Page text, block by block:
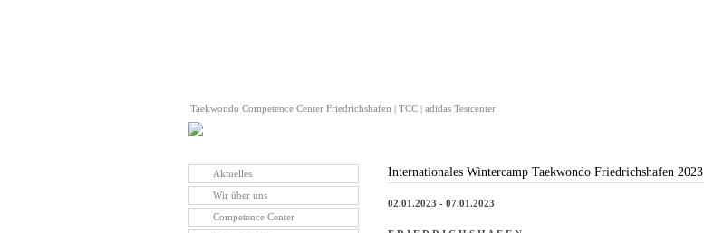
Taekwondo Competence Center Friedrichshafen | TCC | adidas Testcenter
Aktuelles
Wir über uns
Competence Center
Internationales Wintercamp Taekwondo Friedrichshafen 2023
02.01.2023 - 07.01.2023